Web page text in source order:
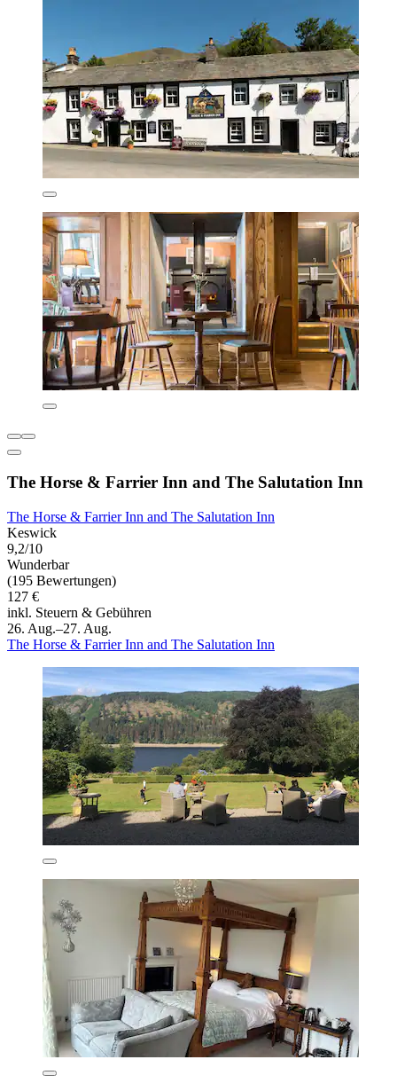
The Horse & Farrier Inn and The Salutation Inn
The Horse & Farrier Inn and The Salutation Inn
Keswick
9,2/10
Wunderbar
(195 Bewertungen)
127 €
inkl. Steuern & Gebühren
26. Aug.–27. Aug.
The Horse & Farrier Inn and The Salutation Inn